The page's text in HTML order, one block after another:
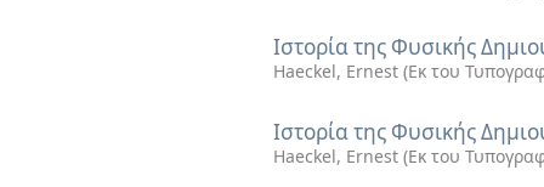
Ιστορία της Φυσικής
Haeckel, Ernest (Εκ του
Ιστορία της Φυσικής
Haeckel, Ernest (Εκ του